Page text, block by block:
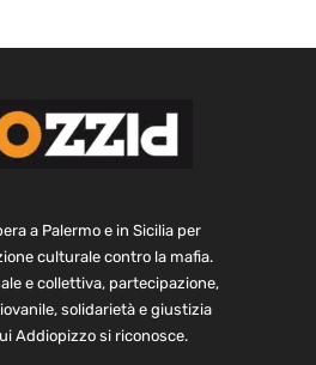
a Palermo e in Sicilia per
culturale contro la mafia.
e collettiva, partecipazione,
solidarietà e giustizia
Addiopizzo si riconosce.